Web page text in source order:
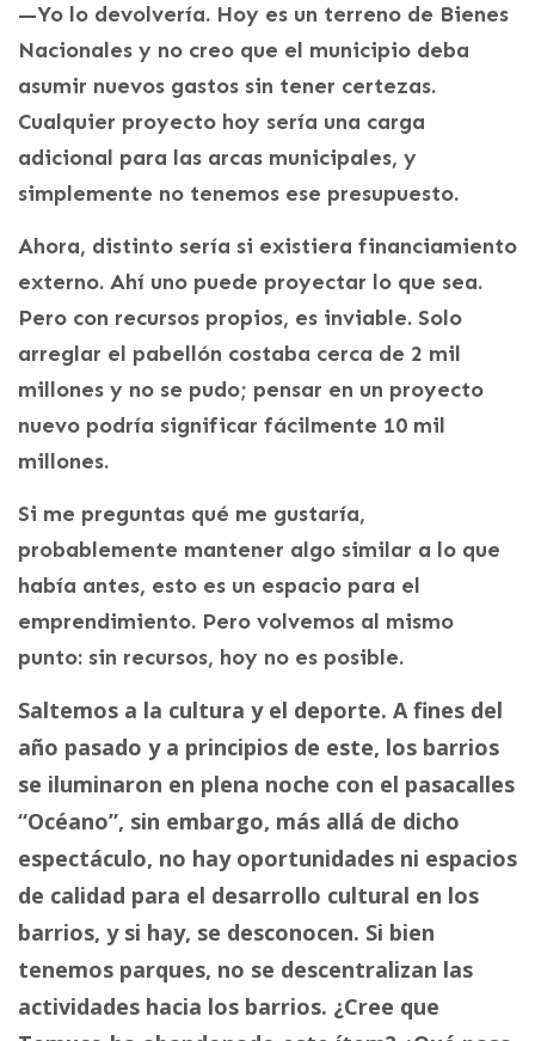
—Yo lo devolvería. Hoy es un terreno de Bienes
Nacionales y no creo que el municipio deba
asumir nuevos gastos sin tener certezas.
Cualquier proyecto hoy sería una carga
adicional para las arcas municipales, y
simplemente no tenemos ese presupuesto.
Ahora, distinto sería si existiera financiamiento
externo. Ahí uno puede proyectar lo que sea.
Pero con recursos propios, es inviable. Solo
arreglar el pabellón costaba cerca de 2 mil
millones y no se pudo; pensar en un proyecto
nuevo podría significar fácilmente 10 mil
millones.
Si me preguntas qué me gustaría,
probablemente mantener algo similar a lo que
había antes, esto es un espacio para el
emprendimiento. Pero volvemos al mismo
punto: sin recursos, hoy no es posible.
Saltemos a la cultura y el deporte. A fines del
año pasado y a principios de este, los barrios
se iluminaron en plena noche con el pasacalles
“Océano”, sin embargo, más allá de dicho
espectáculo, no hay oportunidades ni espacios
de calidad para el desarrollo cultural en los
barrios, y si hay, se desconocen. Si bien
tenemos parques, no se descentralizan las
actividades hacia los barrios. ¿Cree que